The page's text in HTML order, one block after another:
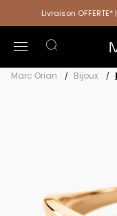
Livraison
Marc Orian Bijoux